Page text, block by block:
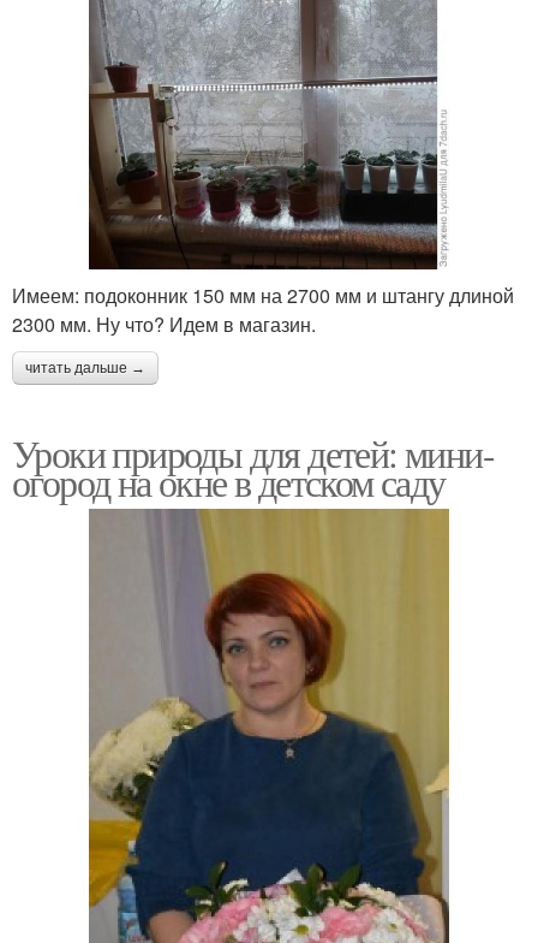
Имеем: подоконник 150 мм на 2700 мм и штангу длиной
2300 мм. Ну что? Идем в магазин.
читать дальше →
Уроки природы для детей: мини-
огород на окне в детском саду